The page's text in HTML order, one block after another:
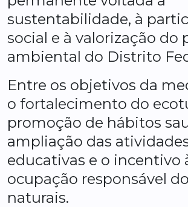
sustentabilidade, à
social e à valorização do
ambiental do Distrito
Entre os objetivos da
o fortalecimento do
promoção de hábitos
ampliação das
educativas e o incentivo
ocupação responsável
naturais.